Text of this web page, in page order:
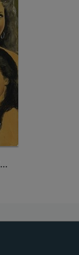
Couverture du roman La Bataille du coprah (Fleuve noir)